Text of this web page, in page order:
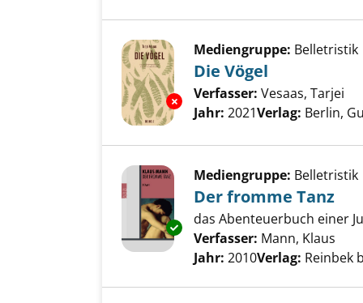
Exemplar-Details von Die Vögel
Mediengruppe: Belletristik
Die Vögel
Verfasser: Vesaas, Tarjei
Jahr: 2021Verlag: Berlin,
Exemplar-Details von Der
Mediengruppe: Belletristik
Der fromme Tanz
das Abenteuerbuch einer
Verfasser: Mann, Klaus
Jahr: 2010Verlag: Reinbek